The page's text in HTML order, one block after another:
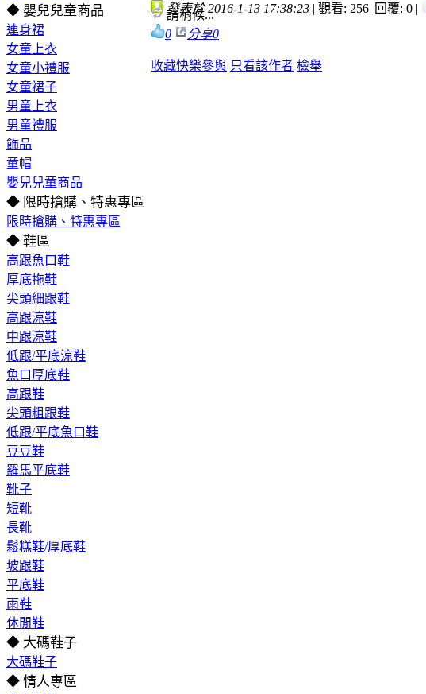
◆ 嬰兒兒童商品
連身裙
女童上衣
女童小禮服
女童裙子
男童上衣
男童禮服
飾品
童帽
嬰兒兒童商品
◆ 限時搶購、特惠專區
限時搶購、特惠專區
◆ 鞋區
高跟魚口鞋
厚底拖鞋
尖頭細跟鞋
高跟涼鞋
中跟涼鞋
低跟/平底涼鞋
魚口厚底鞋
高跟鞋
尖頭粗跟鞋
低跟/平底魚口鞋
豆豆鞋
羅馬平底鞋
靴子
短靴
長靴
鬆糕鞋/厚底鞋
坡跟鞋
平底鞋
雨鞋
休閒鞋
◆ 大碼鞋子
大碼鞋子
◆ 情人專區
發表於 2016-1-13 17:38:23 | 觀看: 256| 回覆: 0 |
請稍候...
0
分享0
收藏快樂參與 只看該作者 檢舉